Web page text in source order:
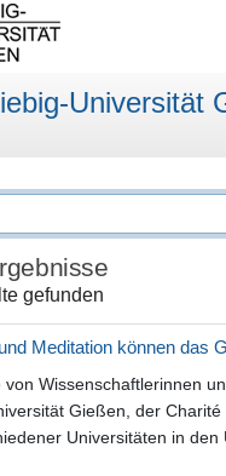
Universität
gefunden
Meditation können das
von Wissenschaftlerinnen
Gießen, der Charité
Universitäten in den